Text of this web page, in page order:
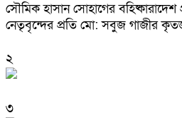
সৌমিক হাসান সোহাগের বহিষ্কারাদেশ
নেতৃবৃন্দের প্রতি মো: সবুজ গাজীর
২
৩